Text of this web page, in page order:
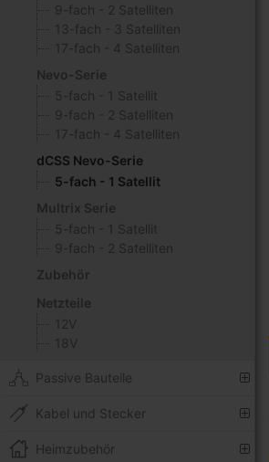
9-fach - 2 Satelliten
13-fach - 3 Satelliten
17-fach - 4 Satelliten
Nevo-Serie
5-fach - 1 Satellit
9-fach - 2 Satelliten
17-fach - 4 Satelliten
dCSS Nevo-Serie
5-fach - 1 Satellit
Multrix Serie
5-fach - 1 Satellit
9-fach - 2 Satelliten
Zubehör
Netzteile
12V
18V
Passive Bauteile
Kabel und Stecker
Heimzubehör